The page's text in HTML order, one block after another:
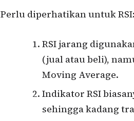
Perlu diperhatikan untuk RSI:
RSI jarang
(jual atau beli),
Moving Average.
Indikator RSI
sehingga kadang